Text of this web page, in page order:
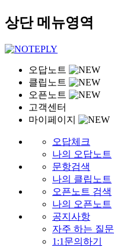
상단 메뉴영역
오답노트
클립노트
오픈노트
고객센터
마이페이지
오답체크
나의 오답노트
문항검색
나의 클립노트
오픈노트 검색
나의 오픈노트
공지사항
자주 하는 질문
1:1문의하기